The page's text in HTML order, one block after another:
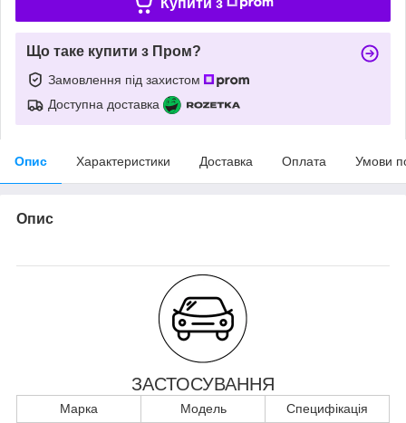
Що таке купити з Пром?
Замовлення під захистом
Доступна доставка
Опис Характеристики Доставка Оплата Умови
Опис
ЗАСТОСУВАННЯ
Марка Модель
Специфікація